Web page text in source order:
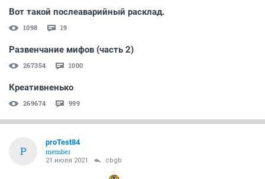
Вот такой послеаварийный расклад.
1098 19
Развенчание мифов (часть 2)
267354 1000
Креативненько
269674 999
P
proTest84
member
21 июля 2021 cbgb